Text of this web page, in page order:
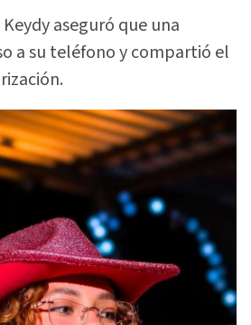
aseguró que una
a su teléfono y compartió el